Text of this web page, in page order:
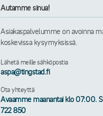
Autamme sinua!
Asiakaspalvelumme on avoinna
koskevissa kysymyksissä.
Lähetä meille sähköpostia
aspa@tingstad.fi
Ota yhteyttä
Avaamme maanantai klo 07:00.
722 850